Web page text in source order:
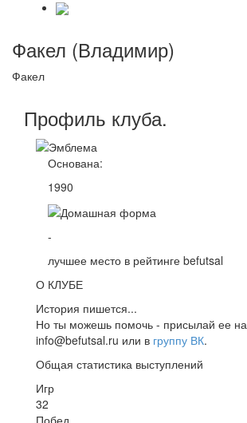
Факел (Владимир)
Факел
Профиль клуба.
Основана:
1990
-
лучшее место в рейтинге befutsal
О КЛУБЕ
История пишется...
Но ты можешь помочь - присылай ее на
info@befutsal.ru или в группу ВК.
Общая статистика выступлений
Игр
32
Побед